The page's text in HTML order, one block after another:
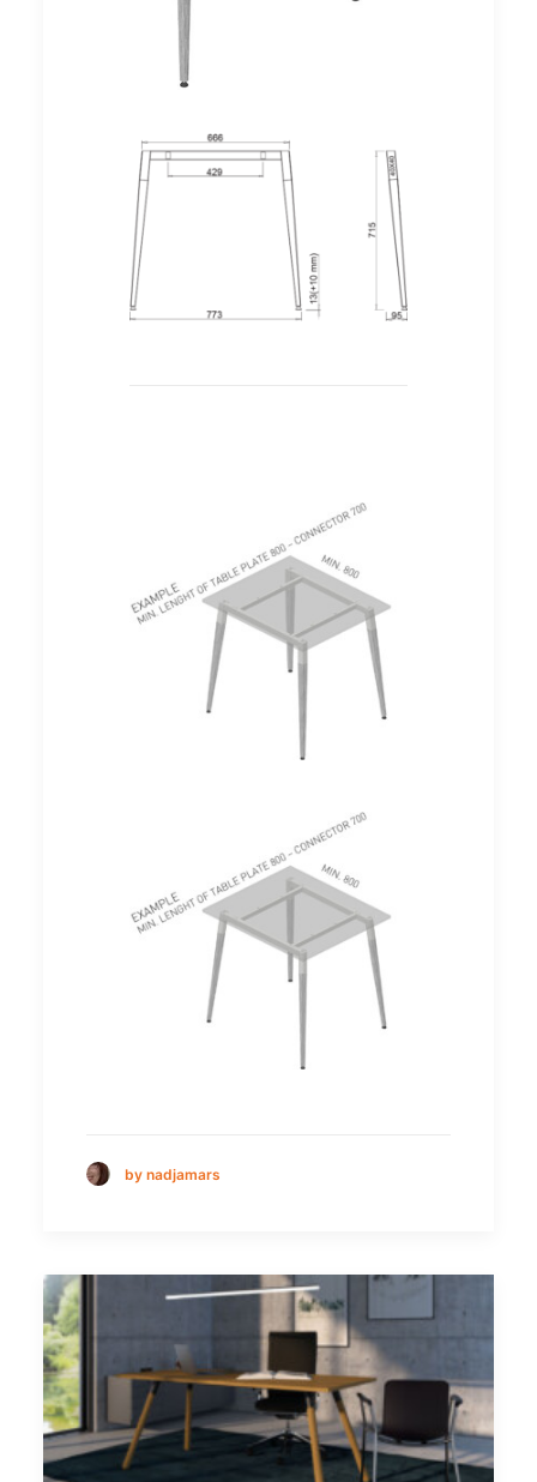
by nadjamars